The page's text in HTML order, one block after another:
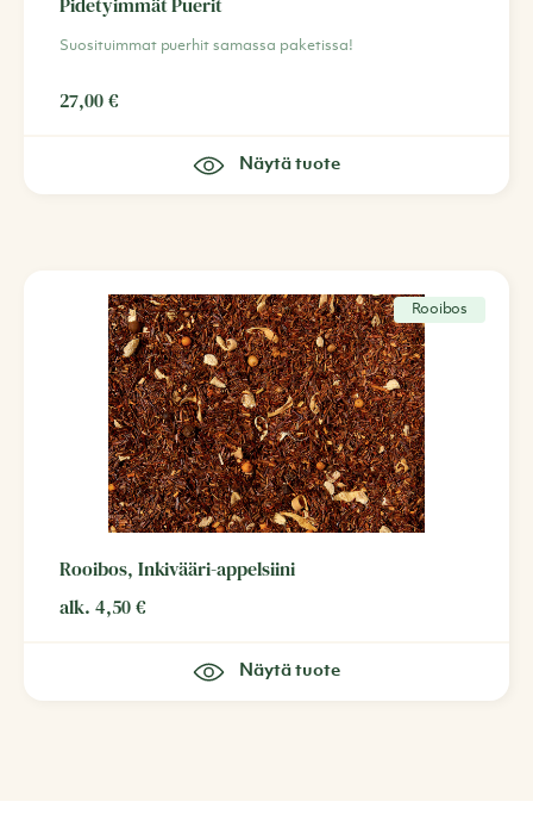
Suosituimmat puerhit samassa paketissa!
27,00€
Näytä tuote
Rooibos
Rooibos, Inkivääri-appelsiini
alk. 4,50€
Näytä tuote